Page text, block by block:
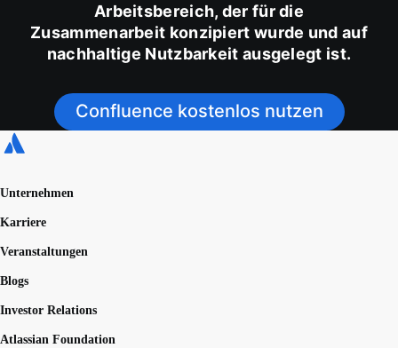
Arbeitsbereich, der für die
Zusammenarbeit konzipiert wurde und auf
nachhaltige Nutzbarkeit ausgelegt ist.
Confluence kostenlos nutzen
Unternehmen
Karriere
Veranstaltungen
Blogs
Investor Relations
Atlassian Foundation